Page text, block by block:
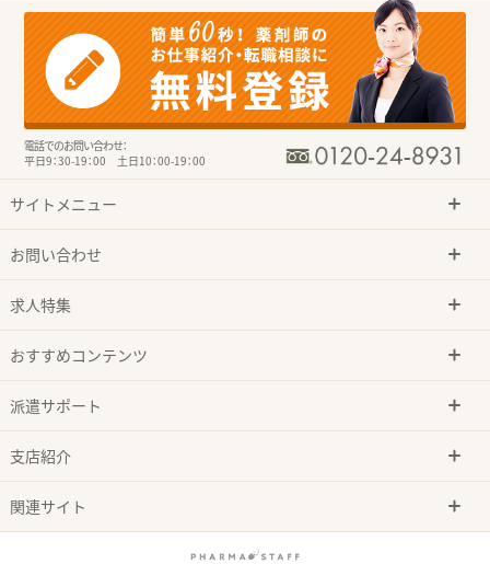
電話でのお問い合わせ：
平日9：30-19：00 土日10：00-19：00
サイトメニュー
お問い合わせ
求人特集
おすすめコンテンツ
派遣サポート
支店紹介
関連サイト